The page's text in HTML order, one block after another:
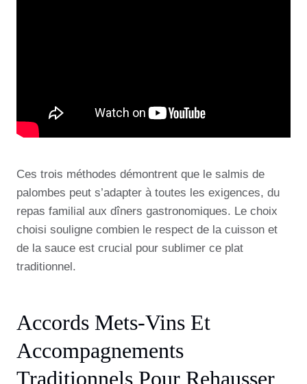
Ces trois méthodes démontrent que le salmis de
palombes peut s’adapter à toutes les exigences, du
repas familial aux dîners gastronomiques. Le choix
choisi souligne combien le respect de la cuisson et
de la sauce est crucial pour sublimer ce plat
traditionnel.
Accords Mets-Vins Et
Accompagnements
Traditionnels Pour Rehausser